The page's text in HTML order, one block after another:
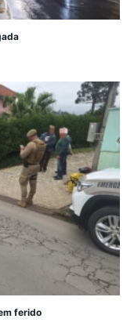
ferido